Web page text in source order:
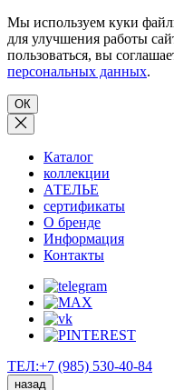
Мы используем куки
для улучшения работы
пользоваться, вы
персональных данных.
ОК
Каталог
коллекции
АТЕЛЬЕ
сертификаты
О бренде
Информация
Контакты
ТЕЛ:+7 (985) 530-40-84
назад